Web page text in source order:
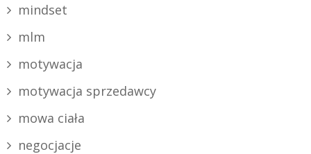
mindset
mlm
motywacja
motywacja sprzedawcy
mowa ciała
negocjacje